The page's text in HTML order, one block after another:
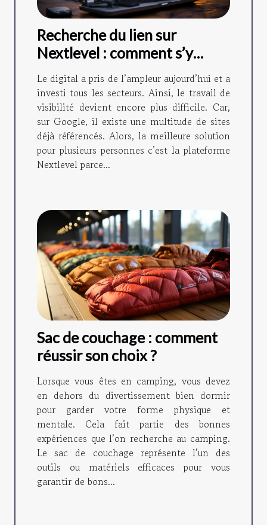
Recherche du lien sur
Nextlevel : comment s’y
prendre ?
Le digital a pris de l’ampleur aujourd’hui et a
investi tous les secteurs. Ainsi, le travail de
visibilité devient encore plus difficile. Car,
sur Google, il existe une multitude de sites
déjà référencés. Alors, la meilleure solution
pour plusieurs personnes c’est la plateforme
Nextlevel parce...
Sac de couchage : comment
réussir son choix ?
Lorsque vous êtes en camping, vous devez
en dehors du divertissement bien dormir
pour garder votre forme physique et
mentale. Cela fait partie des bonnes
expériences que l’on recherche au camping.
Le sac de couchage représente l’un des
outils ou matériels efficaces pour vous
garantir de bons...